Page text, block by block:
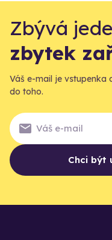
Zbývá
zbytek
Váš e-mail je vstupenka
do toho.
Chci být